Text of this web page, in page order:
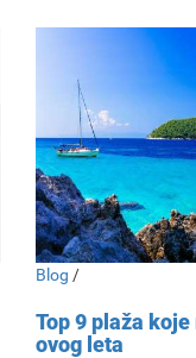
Blog /
Top 9 plaža
ovog leta